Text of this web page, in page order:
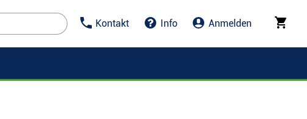
Kontakt Info Anmelden